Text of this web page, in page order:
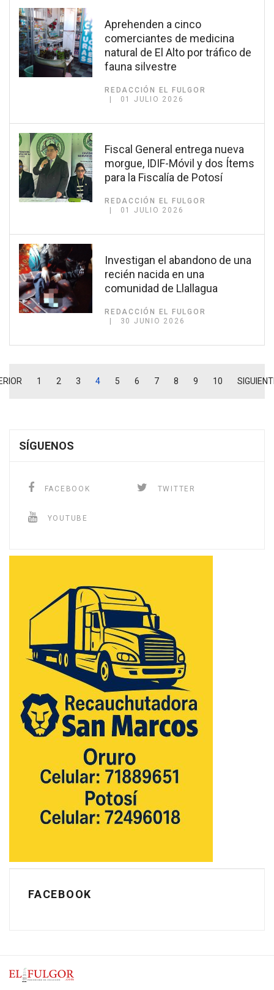
Aprehenden a cinco
comerciantes de medicina
natural de El Alto por tráfico de
fauna silvestre
REDACCIÓN EL FULGOR
01 JULIO 2026
Fiscal General entrega nueva
morgue, IDIF-Móvil y dos Ítems
para la Fiscalía de Potosí
REDACCIÓN EL FULGOR
01 JULIO 2026
Investigan el abandono de una
recién nacida en una
comunidad de Llallagua
REDACCIÓN EL FULGOR
30 JUNIO 2026
1 2 3 4 5 6 7 8 9 10
SÍGUENOS
FACEBOOK TWITTER
YOUTUBE
FACEBOOK